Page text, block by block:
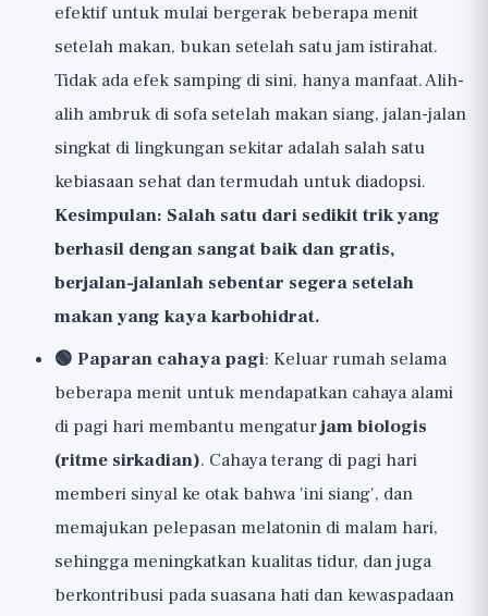
efektif untuk mulai bergerak beberapa menit
setelah makan, bukan setelah satu jam istirahat.
Tidak ada efek samping di sini, hanya manfaat. Alih-
alih ambruk di sofa setelah makan siang, jalan-jalan
singkat di lingkungan sekitar adalah salah satu
kebiasaan sehat dan termudah untuk diadopsi.
Kesimpulan: Salah satu dari sedikit trik yang
berhasil dengan sangat baik dan gratis,
berjalan-jalanlah sebentar segera setelah
makan yang kaya karbohidrat.
🟢 Paparan cahaya pagi: Keluar rumah selama
beberapa menit untuk mendapatkan cahaya alami
di pagi hari membantu mengaturjam biologis
(ritme sirkadian). Cahaya terang di pagi hari
memberi sinyal ke otak bahwa 'ini siang', dan
memajukan pelepasan melatonin di malam hari,
sehingga meningkatkan kualitas tidur, dan juga
berkontribusi pada suasana hati dan kewaspadaan